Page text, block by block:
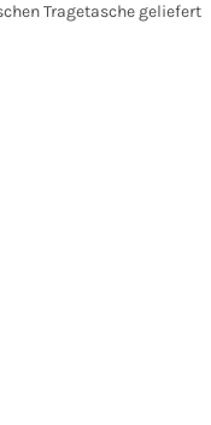
Tragetasche geliefert